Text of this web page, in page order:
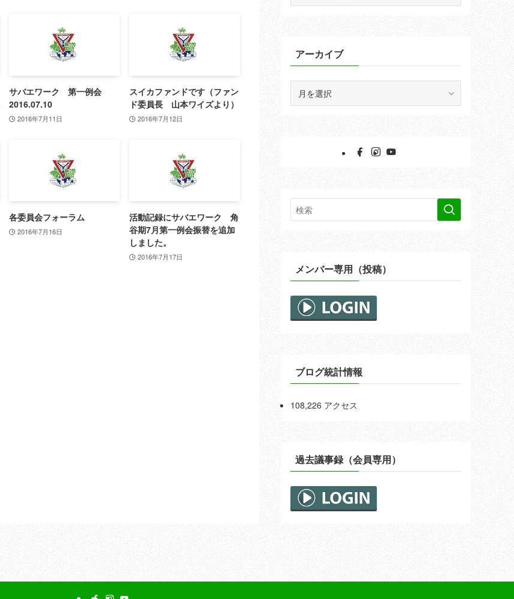
サバエワーク 第一例会
2016.07.10
2016年7月11日
スイカファンドです（ファン
ド委員長 山本ワイズより）
2016年7月12日
各委員会フォーラム
2016年7月16日
活動記録にサバエワーク 角
谷期7月第一例会振替を追加
しました。
2016年7月17日
アーカイブ
メンバー専用（投稿）
ブログ統計情報
108,226 アクセス
過去議事録（会員専用）